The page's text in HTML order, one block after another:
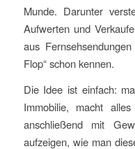
Munde. Darunter
Aufwerten und
aus
Flop“ schon kennen.
Die Idee ist einfach:
Immobilie, macht
anschließend mit
aufzeigen, wie man